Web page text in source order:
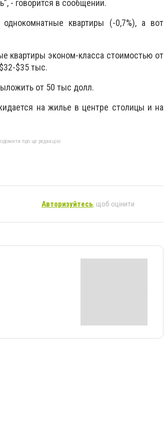
- говорится в сообщении.
квартиры (-0,7%), а вот
квартиры эконом-класса стоимостью от
$35 тыс.
от 50 тыс долл.
на жилье в центре столицы и на
про це редакцію
Авторизуйтесь, щоб оцінити